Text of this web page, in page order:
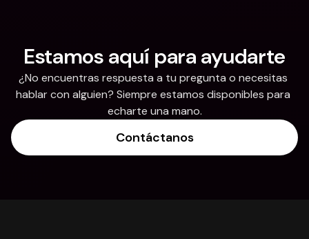
Estamos aquí para ayudarte
¿No encuentras respuesta a tu pregunta o necesitas
hablar con alguien? Siempre estamos disponibles para
echarte una mano.
Contáctanos